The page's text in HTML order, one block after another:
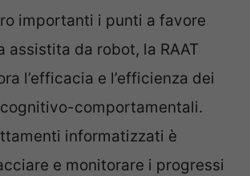
importanti i punti a favore
assistita da robot, la RAAT
l’efficacia e l’efficienza dei
comportamentali.
informatizzati è
e monitorare i progressi